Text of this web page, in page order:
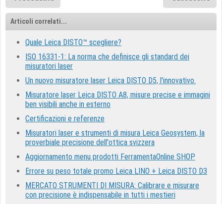
Articoli correlati...
Quale Leica DISTO™ scegliere?
ISO 16331-1: La norma che definisce gli standard dei
misuratori laser
Un nuovo misuratore laser Leica DISTO D5, l'innovativo.
Misuratore laser Leica DISTO A8, misure precise e immagini
ben visibili anche in esterno
Certificazioni e referenze
Misuratori laser e strumenti di misura Leica Geosystem, la
proverbiale precisione dell'ottica svizzera
Aggiornamento menu prodotti FerramentaOnline SHOP
Errore su peso totale promo Leica LINO + Leica DISTO D3
MERCATO STRUMENTI DI MISURA: Calibrare e misurare
con precisione è indispensabile in tutti i mestieri